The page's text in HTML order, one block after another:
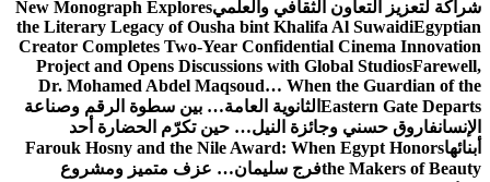
شراكة لتعزيز التعاون الثقافي والعلميNew Monograph Explores
the Literary Legacy of Ousha bint Khalifa Al SuwaidiEgyptian
Creator Completes Two-Year Confidential Cinema Innovation
Project and Opens Discussions with Global StudiosFarewell,
Dr. Mohamed Abdel Maqsoud… When the Guardian of the
Eastern Gate Departs الثانوية العامة… بين سطوة الرقم وصناعة
الإنسانفاروق حسني وجائزة النيل… حين تكرّم الحضارة أحد
أبنائهاFarouk Hosny and the Nile Award: When Egypt Honors
the Makers of Beautyفرج سليمان… عزف متميز ومشروع